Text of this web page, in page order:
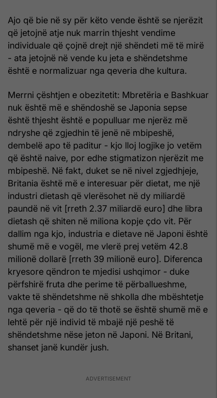
Ajo që bie në sy për këto vende është se njerëzit
që jetojnë atje nuk marrin thjesht vendime
individuale që çojnë drejt një shëndeti më të mirë
- ata jetojnë në vende ku jeta e shëndetshme
është e normalizuar nga qeveria dhe kultura.
Merrni çështjen e obezitetit: Mbretëria e Bashkuar
nuk është më e shëndoshë se Japonia sepse
është thjesht është e populluar me njerëz më
ndryshe që zgjedhin të jenë në mbipeshë,
dembelë apo të paditur - kjo lloj logjike jo vetëm
që është naive, por edhe stigmatizon njerëzit me
mbipeshë. Në fakt, duket se në nivel zgjedhjeje,
Britania është më e interesuar për dietat, me një
industri dietash që vlerësohet në dy miliardë
paundë në vit [rreth 2.37 miliardë euro] dhe libra
dietash që shiten në miliona kopje çdo vit. Për
dallim nga kjo, industria e dietave në Japoni është
shumë më e vogël, me vlerë prej vetëm 42.8
milionë dollarë [rreth 39 milionë euro]. Diferenca
kryesore qëndron te mjedisi ushqimor - duke
përfshirë fruta dhe perime të përballueshme,
vakte të shëndetshme në shkolla dhe mbështetje
nga qeveria - që do të thotë se është shumë më e
lehtë për një individ të mbajë një peshë të
shëndetshme nëse jeton në Japoni. Në Britani,
shanset janë kundër jush.